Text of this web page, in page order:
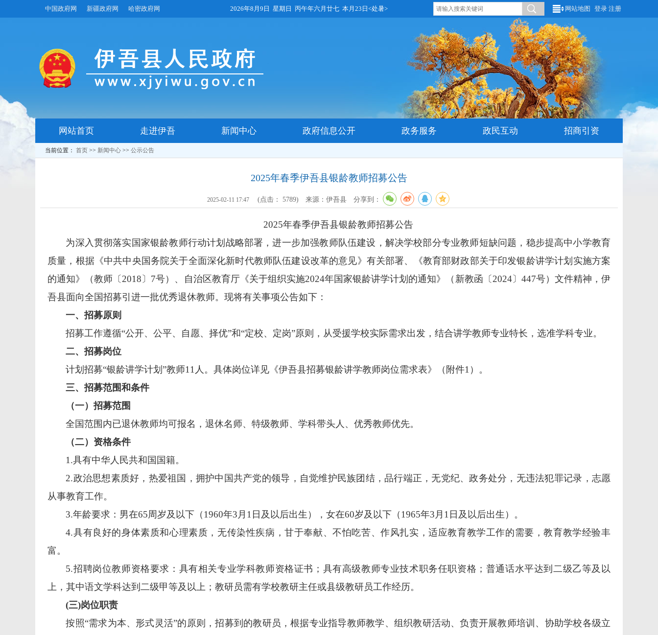
中国政府网 新疆政府网 哈密政府网 2026年8月9日 星期日 丙午年六月廿七 本月23日<处暑> 网站地图 登录 注册
网站首页 走进伊吾 新闻中心 政府信息公开 政务服务 政民互动 招商引资
当前位置： 首页 >> 新闻中心 >> 公示公告
2025年春季伊吾县银龄教师招募公告
2025-02-11 17:47 (点击： 5789) 来源：伊吾县 分享到：
2025年春季伊吾县银龄教师招募公告
为深入贯彻落实国家银龄教师行动计划战略部署，进一步加强教师队伍建设，解决学校部分专业教师短缺问题，稳步提高中小学教育
质量，根据《中共中央国务院关于全面深化新时代教师队伍建设改革的意见》有关部署、
《教育部财政部关于印发银龄讲学计划实施方案
的通知》（教师〔 2018〕7号） 、自治区教育厅《关于组织实施2024年国家银龄讲学计划的通知》（新教函〔2024〕447号）文件精神，伊
吾县面向全国招募引进一批优秀退休教师。现将有关事项公告如下：
一、招募原则
招募工作遵循“公开、公平、自愿、择优”和“定校、定岗”原则， 从受援学校实际需求出发，结合讲学教师专业特长，选准学科专业。
二、招募岗位
计划招募“银龄讲学计划”教师11人。具体岗位详见《伊吾县招募银龄讲学教师岗位需求表》（附件1） 。
三、招募范围和条件
（一）招募范围
全国范围内已退休教师均可报名，退休名师、特级教师、学科带头人、优秀教师优先。
（二）资格条件
1.具有中华人民共和国国籍。
2.政治思想素质好， 热爱祖国，拥护中国共产党的领导，自觉维护民族团结， 品行端正， 无党纪、政务处分，无违法犯罪记录， 志愿
从事教育工作。
3.年龄要求：男在65周岁及以下（1960年3月1日及以后出生），女在60岁及以下（1965年3月1日及以后出生）。
4.具有良好的身体素质和心理素质， 无传染性疾病，甘于奉献、不怕吃苦、作风扎实，适应教育教学工作的需要 ，教育教学经验丰
富。
5.招聘岗位教师资格要求 ： 具有相关专业学科教师资格证书；具有高级教师专业技术职务任职资格 ； 普通话水平达到二级乙等及以
上，其中语文学科达到二级甲等及以上；教研员需有学校教研主任或县级教研员工作经历。
(三)岗位职责
按照“需求为本、形式灵活”的原则，招募到的教研员，根据专业指导教师教学、组织教研活动、负责开展教师培训、协助学校各级立